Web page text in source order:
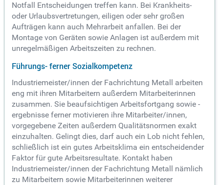
Notfall Entscheidungen treffen kann. Bei Krankheits-
oder Urlaubsvertretungen, eiligen oder sehr großen
Aufträgen kann auch Mehrarbeit anfallen. Bei der
Montage von Geräten sowie Anlagen ist außerdem mit
unregelmäßigen Arbeitszeiten zu rechnen.
Führungs- ferner Sozialkompetenz
Industriemeister/innen der Fachrichtung Metall arbeiten
eng mit ihren Mitarbeitern außerdem Mitarbeiterinnen
zusammen. Sie beaufsichtigen Arbeitsfortgang sowie -
ergebnisse ferner motivieren ihre Mitarbeiter/innen,
vorgegebene Zeiten außerdem Qualitätsnormen exakt
einzuhalten. Gelingt dies, darf auch ein Lob nicht fehlen,
schließlich ist ein gutes Arbeitsklima ein entscheidender
Faktor für gute Arbeitsresultate. Kontakt haben
Industriemeister/innen der Fachrichtung Metall nämlich
zu Mitarbeitern sowie Mitarbeiterinnen weiterer